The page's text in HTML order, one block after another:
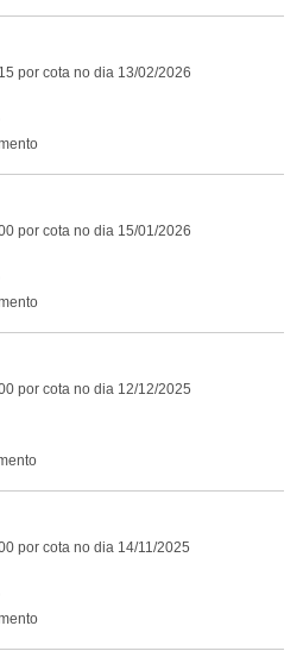
por cota no dia 13/02/2026
por cota no dia 15/01/2026
por cota no dia 12/12/2025
por cota no dia 14/11/2025